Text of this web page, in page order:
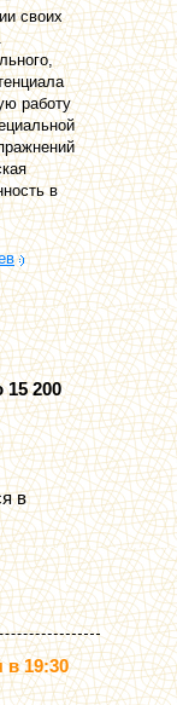
своих
работу
в
200
в
в 19:30